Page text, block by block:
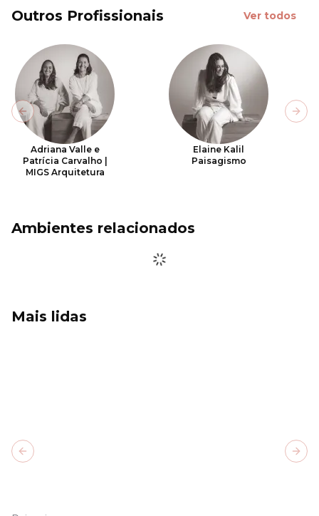
Outros Profissionais Ver todos
Adriana Valle e
Patrícia Carvalho |
MIGS Arquitetura
Elaine Kalil
Paisagismo
Previous slide
Ambientes relacionados
Mais lidas
Previous slide